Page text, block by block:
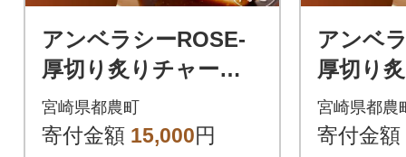
アンベラシーROSE-
厚切り炙りチャーシ
ュー(約500g)【T007-0
035】
宮崎県都農町
寄付金額 15,000円
アンベ
厚切り
ュー(約
045】
宮崎県都農
寄付金額